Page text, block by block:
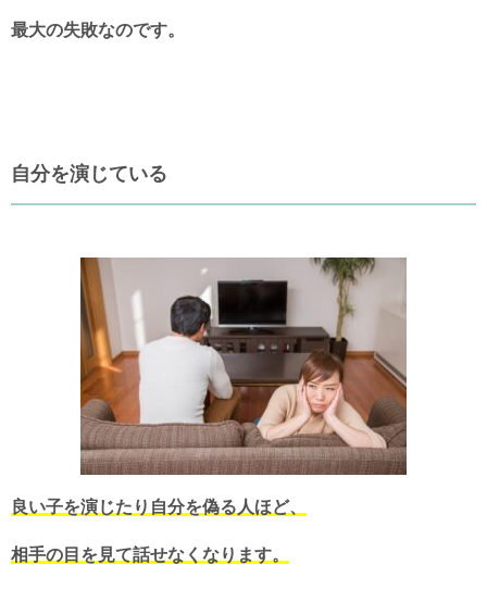
最大の失敗なのです。
自分を演じている
良い子を演じたり自分を偽る人ほど、
相手の目を見て話せなくなります。